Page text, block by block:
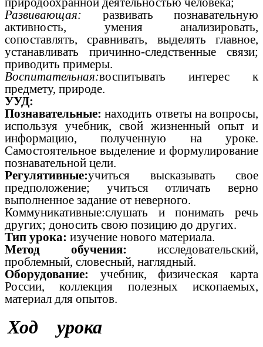
Развивающая: развивать познавательную
активность, умения анализировать,
сопоставлять, сравнивать, выделять главное,
устанавливать причинно-следственные связи;
приводить примеры.
Воспитательная:воспитывать интерес к
предмету, природе.
УУД:
Познавательные: находить ответы на вопросы,
используя учебник, свой жизненный опыт и
информацию, полученную на уроке.
Самостоятельное выделение и формулирование
познавательной цели.
Регулятивные:учиться высказывать свое
предположение; учиться отличать верно
выполненное задание от неверного.
Коммуникативные:слушать и понимать речь
других; доносить свою позицию до других.
Тип урока: изучение нового материала.
Метод обучения: исследовательский,
проблемный, словесный, наглядный.
Оборудование: учебник, физическая карта
России, коллекция полезных ископаемых,
материал для опытов.
Ход урока